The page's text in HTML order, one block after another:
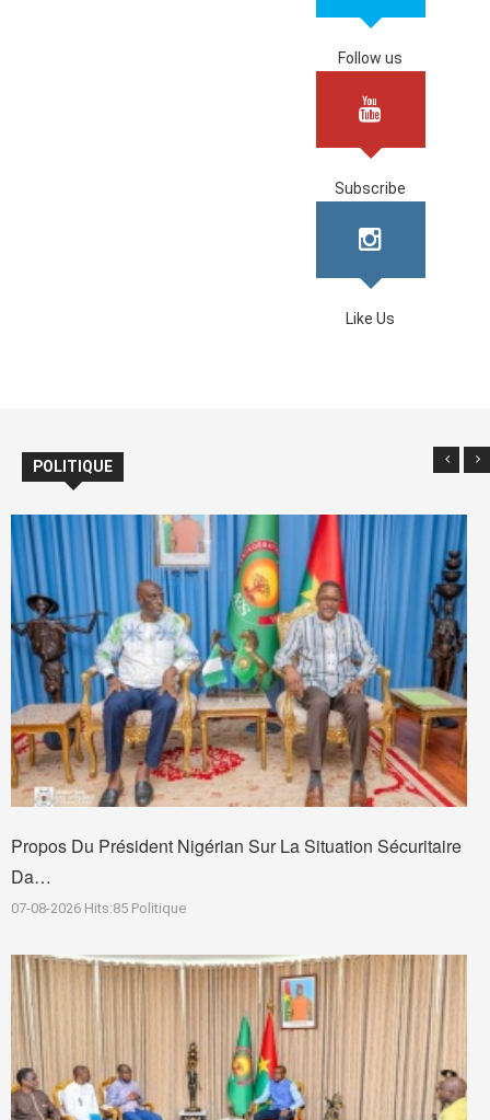
Follow us
Subscribe
Like Us
POLITIQUE
Propos Du Président Nigérian Sur La Situation Sécuritaire
Da…
07-08-2026 Hits:85 Politique